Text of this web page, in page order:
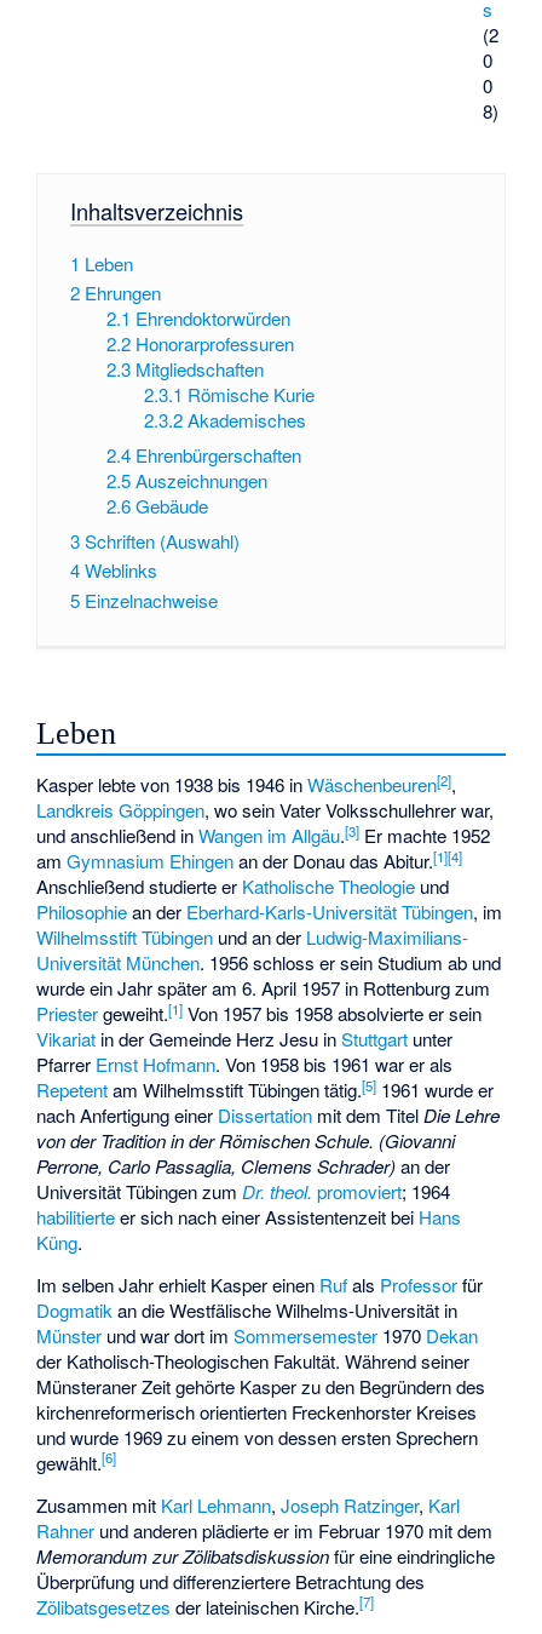
s
(2
0
0
8)
Inhaltsverzeichnis
1 Leben
2 Ehrungen
2.1 Ehrendoktorwürden
2.2 Honorarprofessuren
2.3 Mitgliedschaften
2.3.1 Römische Kurie
2.3.2 Akademisches
2.4 Ehrenbürgerschaften
2.5 Auszeichnungen
2.6 Gebäude
3Schriften (Auswahl)
4Weblinks
5 Einzelnachweise
Leben
Kasper lebte von 1938 bis 1946 inWäschenbeuren[2],
Landkreis Göppingen, wo sein Vater Volksschullehrer war,
und anschließend inWangen im Allgäu.[3] Er machte 1952
amGymnasium Ehingenan der Donau das Abitur.[1][4]
Anschließend studierte er Katholische Theologie und
Philosophiean der Eberhard-Karls-Universität Tübingen, im
Wilhelmsstift Tübingen und an der Ludwig-Maximilians-
Universität München. 1956 schloss er sein Studium ab und
wurde ein Jahr später am 6. April 1957 in Rottenburg zum
Priestergeweiht.[1] Von 1957 bis 1958 absolvierte er sein
Vikariat in der Gemeinde Herz Jesu inStuttgart unter
Pfarrer Ernst Hofmann. Von 1958 bis 1961 war er als
Repetentam Wilhelmsstift Tübingen tätig.[5] 1961 wurde er
nach Anfertigung einer Dissertation mit dem TitelDie Lehre
von der Tradition in der Römischen Schule. (Giovanni
Perrone, Carlo Passaglia, Clemens Schrader)an der
Universität Tübingen zumDr. theol. promoviert; 1964
habilitierteer sich nach einer Assistentenzeit bei Hans
Küng.
Im selben Jahr erhielt Kasper einen Rufals Professorfür
Dogmatik an dieWestfälische Wilhelms-Universität in
Münster und war dort imSommersemester 1970 Dekan
der Katholisch-Theologischen Fakultät. Während seiner
Münsteraner Zeit gehörte Kasper zu den Begründern des
kirchenreformerisch orientierten Freckenhorster Kreises
und wurde 1969 zu einem von dessen ersten Sprechern
gewählt.[6]
Zusammen mit Karl Lehmann,Joseph Ratzinger, Karl
Rahner und anderen plädierte er im Februar 1970 mit dem
Memorandum zur Zölibatsdiskussionfür eine eindringliche
Überprüfung und differenziertere Betrachtung des
Zölibatsgesetzes der lateinischen Kirche.[7]